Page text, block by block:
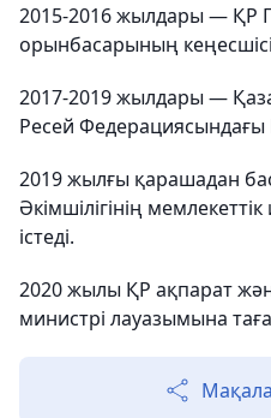
2015-2016 жылдары — ҚР
орынбасарының
2017-2019 жылдары —
Ресей Федерациясындағы
2019 жылғы қарашадан
Әкімшілігінің
істеді.
2020 жылы ҚР ақпарат
министрі лауазымына